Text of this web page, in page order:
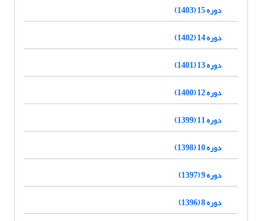
دوره 15 (1403)
دوره 14 (1402)
دوره 13 (1401)
دوره 12 (1400)
دوره 11 (1399)
دوره 10 (1398)
دوره 9 (1397)
دوره 8 (1396)